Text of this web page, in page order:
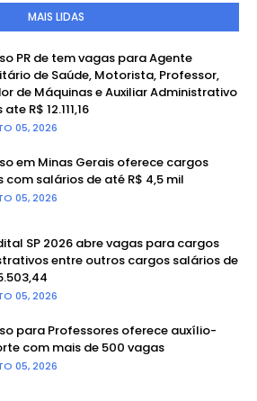
MAIS LIDAS
PR de tem vagas para Agente
de Saúde, Motorista, Professor,
de Máquinas e Auxiliar Administrativo
R$ 12.111,16
05, 2026
em Minas Gerais oferece cargos
com salários de até R$ 4,5 mil
05, 2026
SP 2026 abre vagas para cargos
entre outros cargos salários de
05, 2026
para Professores oferece auxílio-
com mais de 500 vagas
05, 2026